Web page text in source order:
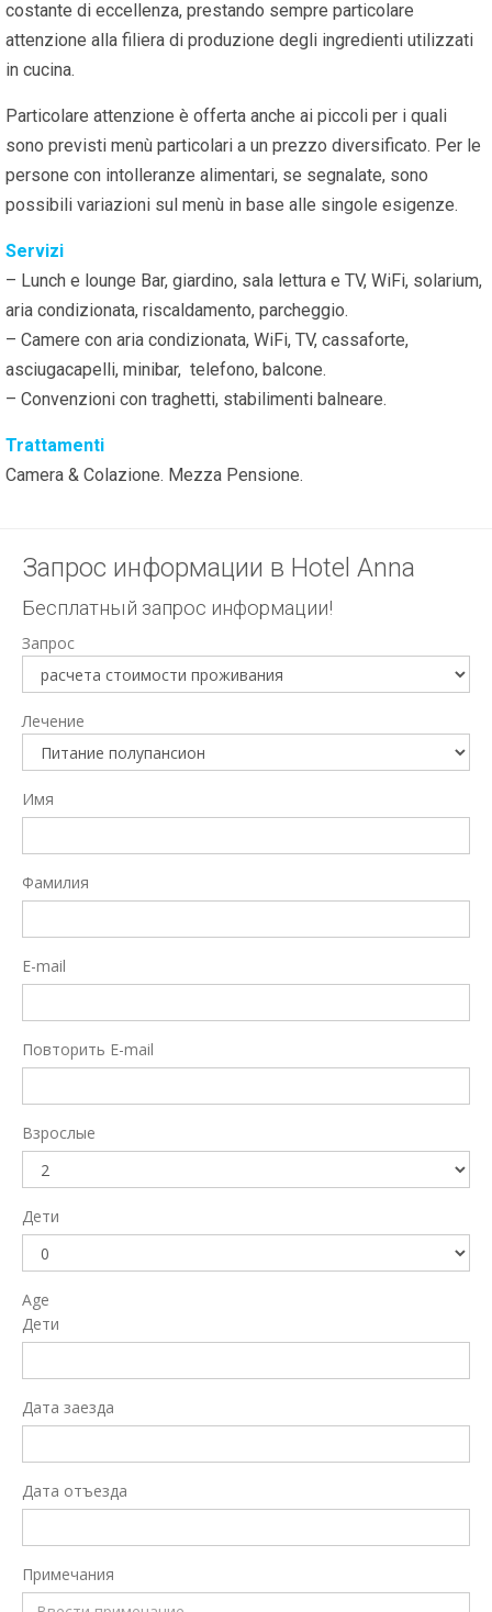
costante di eccellenza, prestando sempre particolare
attenzione alla filiera di produzione degli ingredienti utilizzati
in cucina.
Particolare attenzione è offerta anche ai piccoli per i quali
sono previsti menù particolari a un prezzo diversificato. Per le
persone con intolleranze alimentari, se segnalate, sono
possibili variazioni sul menù in base alle singole esigenze.
Servizi
– Lunch e lounge Bar, giardino, sala lettura e TV, WiFi, solarium,
aria condizionata, riscaldamento, parcheggio.
– Camere con aria condizionata, WiFi, TV, cassaforte,
asciugacapelli, minibar, telefono, balcone.
– Convenzioni con traghetti, stabilimenti balneare.
Trattamenti
Camera & Colazione. Mezza Pensione.
Запрос информации в Hotel Anna
Бесплатный запрос информации!
Запрос
Лечение
Имя
Фамилия
E-mail
Повторить E-mail
Взрослые
Дети
Age
Дети
Дата заезда
Дата отъезда
Примечания